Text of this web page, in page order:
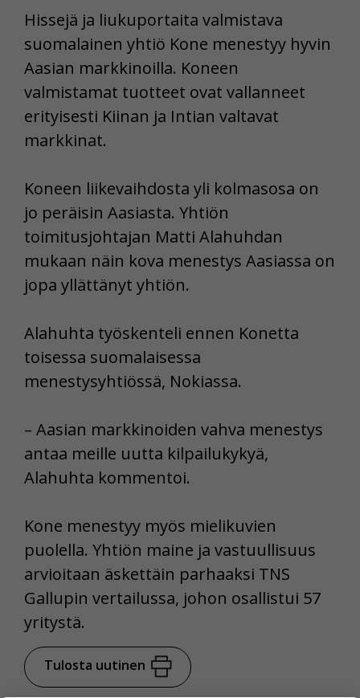
Hissejä ja liukuportaita valmistava
suomalainen yhtiö Kone menestyy hyvin
Aasian markkinoilla. Koneen
valmistamat tuotteet ovat vallanneet
erityisesti Kiinan ja Intian valtavat
markkinat.
Koneen liikevaihdosta yli kolmasosa on
jo peräisin Aasiasta. Yhtiön
toimitusjohtajan Matti Alahuhdan
mukaan näin kova menestys Aasiassa on
jopa yllättänyt yhtiön.
Alahuhta työskenteli ennen Konetta
toisessa suomalaisessa
menestysyhtiössä, Nokiassa.
– Aasian markkinoiden vahva menestys
antaa meille uutta kilpailukykyä,
Alahuhta kommentoi.
Kone menestyy myös mielikuvien
puolella. Yhtiön maine ja vastuullisuus
arvioitaan äskettäin parhaaksi TNS
Gallupin vertailussa, johon osallistui 57
yritystä.
Tulosta uutinen